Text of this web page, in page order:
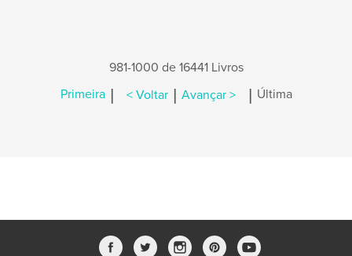
981-1000 de 16441 Livros
Primeira | < Voltar | Avançar > | Última